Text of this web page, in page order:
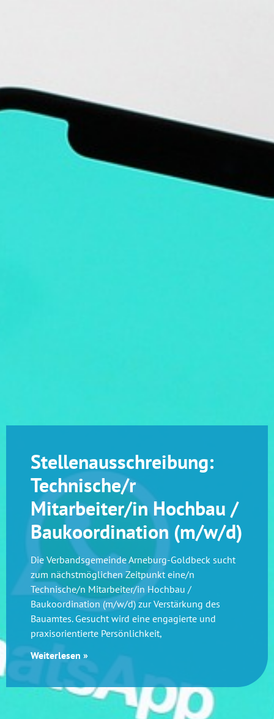
Stellenausschreibung:
Technische/r
Mitarbeiter/in Hochbau /
Baukoordination (m/w/d)
Die Verbandsgemeinde Arneburg-Goldbeck sucht
zum nächstmöglichen Zeitpunkt eine/n
Technische/n Mitarbeiter/in Hochbau /
Baukoordination (m/w/d) zur Verstärkung des
Bauamtes. Gesucht wird eine engagierte und
praxisorientierte Persönlichkeit,
Weiterlesen »